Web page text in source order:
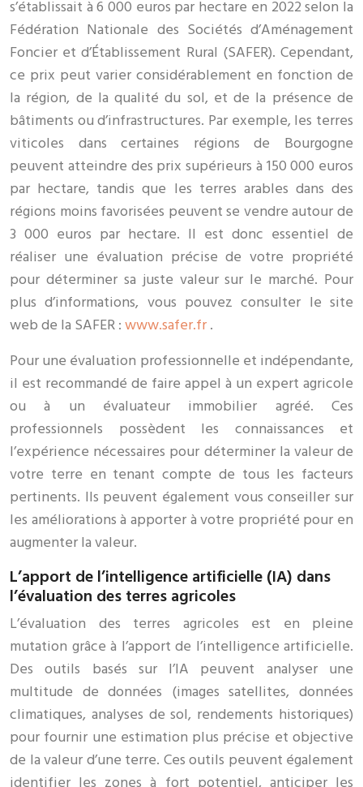
s’établissait à 6 000 euros par hectare en 2022 selon la
Fédération Nationale des Sociétés d’Aménagement
Foncier et d’Établissement Rural (SAFER). Cependant,
ce prix peut varier considérablement en fonction de
la région, de la qualité du sol, et de la présence de
bâtiments ou d’infrastructures. Par exemple, les terres
viticoles dans certaines régions de Bourgogne
peuvent atteindre des prix supérieurs à 150 000 euros
par hectare, tandis que les terres arables dans des
régions moins favorisées peuvent se vendre autour de
3 000 euros par hectare. Il est donc essentiel de
réaliser une évaluation précise de votre propriété
pour déterminer sa juste valeur sur le marché. Pour
plus d’informations, vous pouvez consulter le site
web de la SAFER :www.safer.fr.
Pour une évaluation professionnelle et indépendante,
il est recommandé de faire appel à un expert agricole
ou à un évaluateur immobilier agréé. Ces
professionnels possèdent les connaissances et
l’expérience nécessaires pour déterminer la valeur de
votre terre en tenant compte de tous les facteurs
pertinents. Ils peuvent également vous conseiller sur
les améliorations à apporter à votre propriété pour en
augmenter la valeur.
L’apport de l’intelligence artificielle (IA) dans
l’évaluation des terres agricoles
L’évaluation des terres agricoles est en pleine
mutation grâce à l’apport de l’intelligence artificielle.
Des outils basés sur l’IA peuvent analyser une
multitude de données (images satellites, données
climatiques, analyses de sol, rendements historiques)
pour fournir une estimation plus précise et objective
de la valeur d’une terre. Ces outils peuvent également